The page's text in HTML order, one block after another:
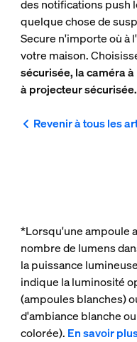
des notifications push
quelque chose de
Secure n'importe où à
votre maison.
sécurisée, la caméra
à projecteur sécurisée.
Revenir à tous les
*Lorsqu'une ampoule
nombre de lumens
la puissance
indique la luminosité
(ampoules blanches)
d'ambiance blanche
colorée). En savoir